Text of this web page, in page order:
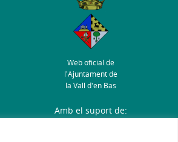
Web oficial de
l'Ajuntament de
la Vall d'en Bas
Amb el suport de: